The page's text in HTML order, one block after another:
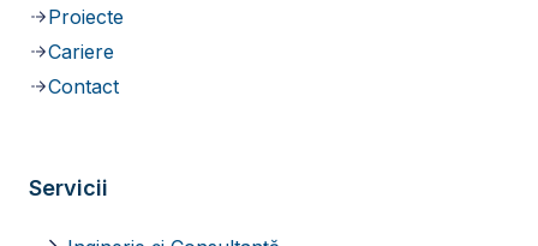
Proiecte
Cariere
Contact
Servicii